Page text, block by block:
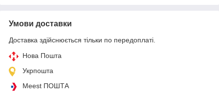
Умови доставки
Доставка здійснюється тільки по передоплаті.
Нова Пошта
Укрпошта
Meest ПОШТА